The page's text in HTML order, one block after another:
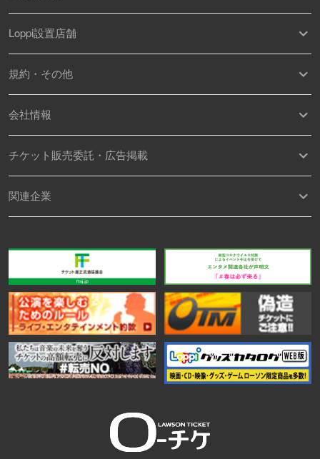
Loppi設置店舗
規約・その他
会社情報
チケット販売委託・広告掲載
関連企業